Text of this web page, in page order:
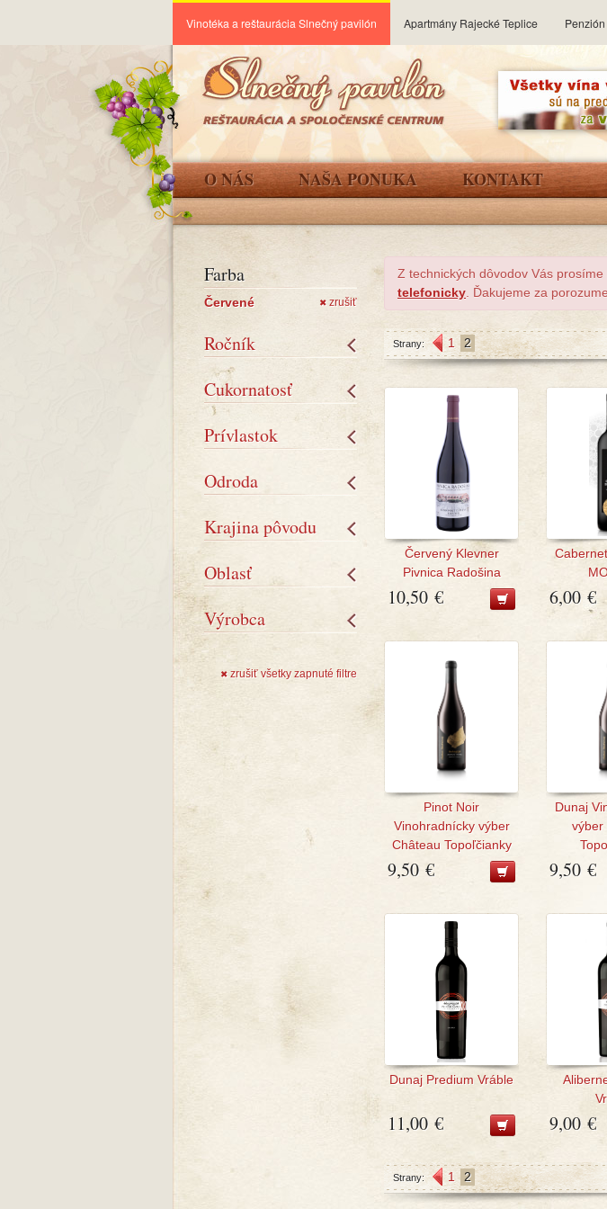
Vinotéka a reštaurácia Slnečný pavilón Apartmány Rajecké Teplice
O NÁS NAŠA PONUKA KONTAKT
Farba
Červené ✖ zrušiť
Ročník
Cukornatosť
Prívlastok
Odroda
Krajina pôvodu
Oblasť
Výrobca
✖ zrušiť všetky zapnuté filtre
Z technických dôvodov Vás
telefonicky . Ďakujeme za
Strany: 1 2
Červený Klevner
Pivnica Radošina
10,50 € 6,00 €
Pinot Noir
Vinohradnícky výber
Château Topoľčianky
9,50 €
Dunaj
výber
9,50 €
Dunaj Predium Vráble
11,00 € 9,00 €
Strany: 1 2